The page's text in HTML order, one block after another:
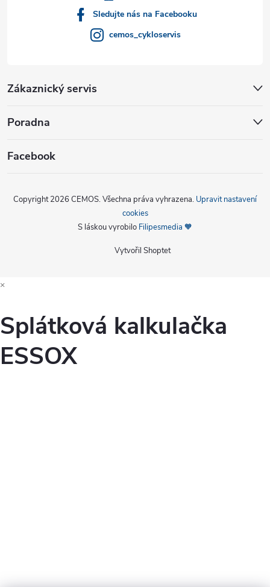
Sledujte nás na Facebooku
cemos_cykloservis
Zákaznický servis
Poradna
Facebook
Vytvořil Shoptet
Copyright 2026 CEMOS. Všechna práva vyhrazena. Upravit nastavení
cookies
S láskou vyrobilo Filipesmedia 🧡
×
Splátková kalkulačka
ESSOX